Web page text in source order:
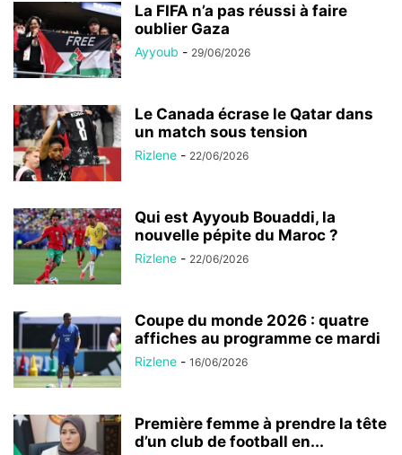
La FIFA n’a pas réussi à faire
oublier Gaza
Ayyoub - 29/06/2026
Le Canada écrase le Qatar dans
un match sous tension
Rizlene - 22/06/2026
Qui est Ayyoub Bouaddi, la
nouvelle pépite du Maroc ?
Rizlene - 22/06/2026
Coupe du monde 2026 : quatre
affiches au programme ce mardi
Rizlene - 16/06/2026
Première femme à prendre la tête
d’un club de football en...